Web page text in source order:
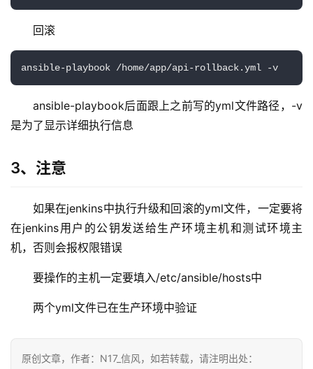
回滚
ansible-playbook /home/app/api-rollback.yml -v
ansible-playbook后面跟上之前写的yml文件路径，-v
是为了显示详细执行信息
3、注意
如果在jenkins中执行升级和回滚的yml文件，一定要将
在jenkins用户的公钥发送给生产环境主机和测试环境主
机，否则会报权限错误
要操作的主机一定要填入/etc/ansible/hosts中
两个yml文件已在生产环境中验证
原创文章，作者：N17_信风，如若转载，请注明出处：